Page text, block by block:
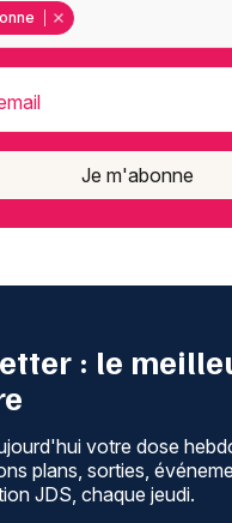
Je m'abonne
: le
votre dose
plans, sorties,
JDS, chaque jeudi.